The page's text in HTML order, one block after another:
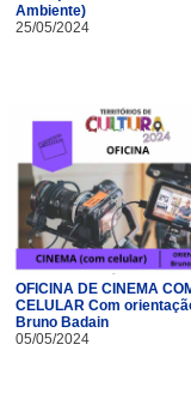
Ambiente)
25/05/2024
OFICINA DE CINEMA
CELULAR Com
Bruno Badain
05/05/2024